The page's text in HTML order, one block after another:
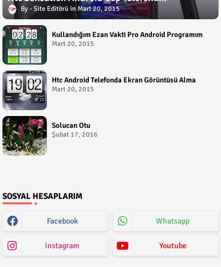
Site Editörü Mart 20, 2015
Kullandığım Ezan Vakti Pro Android Programım
Mart 20, 2015
Htc Android Telefonda Ekran Görüntüsü Alma
Mart 20, 2015
Solucan Otu
Şubat 17, 2016
SOSYAL HESAPLARIM
Facebook Whatsapp
Instagram Youtube